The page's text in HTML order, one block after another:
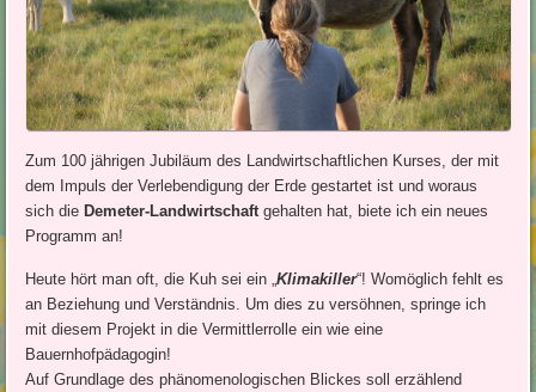
Zum 100 jährigen Jubiläum des Landwirtschaftlichen Kurses, der mit
dem Impuls der Verlebendigung der Erde gestartet ist und woraus
sich die Demeter-Landwirtschaftgehalten hat, biete ich ein neues
Programm an!
Heute hört man oft, die Kuh sei ein „Klimakiller“! Womöglich fehlt es
an Beziehung und Verständnis. Um dies zu versöhnen, springe ich
mit diesem Projekt in die Vermittlerrolle ein wie eine
Bauernhofpädagogin!
Auf Grundlage des phänomenologischen Blickes soll erzählend